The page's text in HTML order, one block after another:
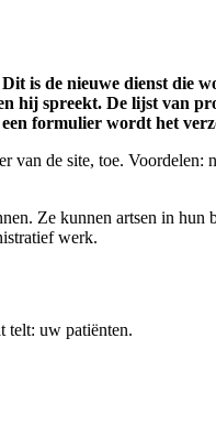
is de nieuwe dienst die
spreekt. De lijst van
formulier wordt het
de site, toe.
Ze kunnen artsen in
werk.
telt: uw patiënten.